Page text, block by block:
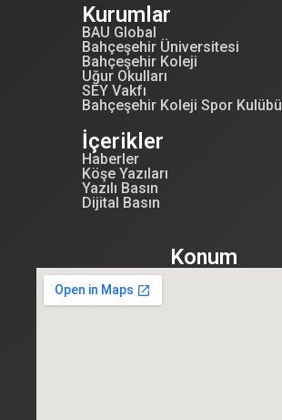
Kurumlar
BAU Global
Bahçeşehir Üniversitesi
Bahçeşehir Koleji
Uğur Okulları
SEY Vakfı
Bahçeşehir Koleji Spor Kulübü
İçerikler
Haberler
Köşe Yazıları
Yazılı Basın
Dijital Basın
Konum